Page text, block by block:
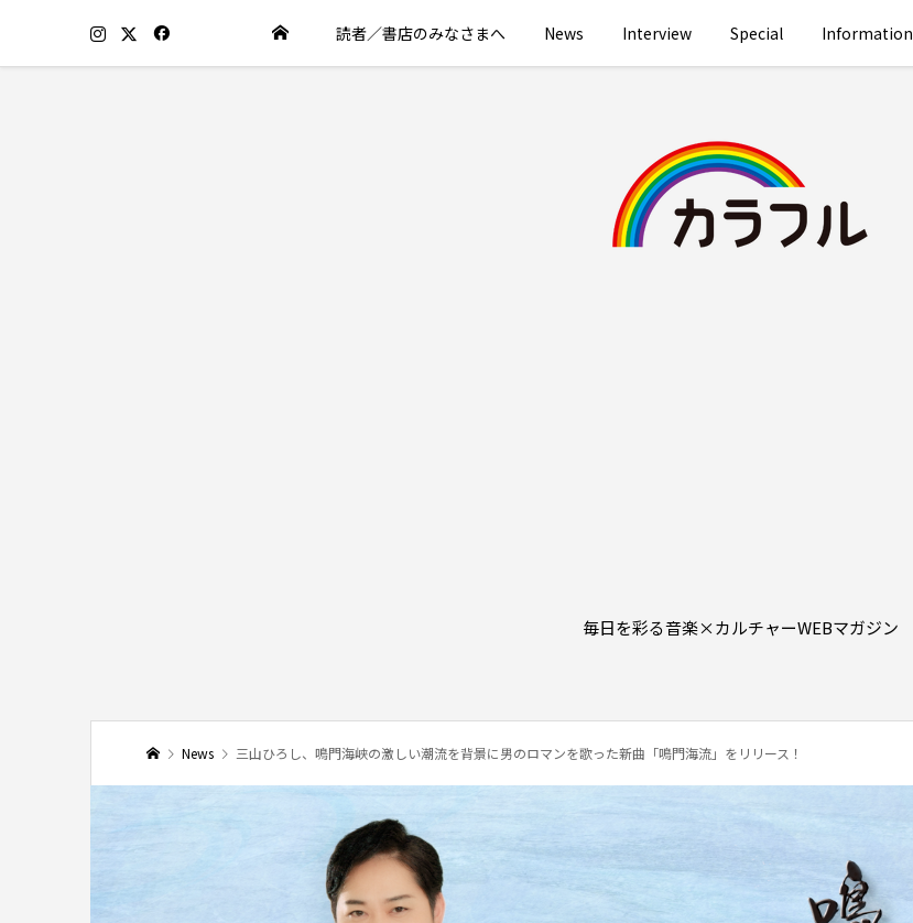
読者／書店のみなさまへ News Interview Special Information
毎日を彩る音楽×カルチャーWEBマガジン
News 三山ひろし、鳴門海峡の激しい潮流を背景に男のロマンを歌った新曲「鳴門海流」をリリース！